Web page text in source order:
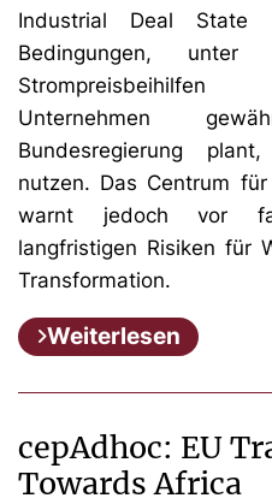
Industrial Deal State
Bedingungen, unter
Unternehmen
Bundesregierung
nutzen. Das Centrum
warnt jedoch vor
langfristigen Risiken für
Transformation.
Weiterlesen
cepAdhoc: EU
Towards Africa